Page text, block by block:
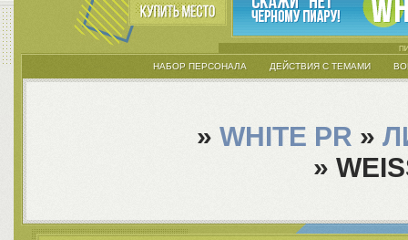
НАБОР ПЕРСОНАЛА ДЕЙСТВИЯ С ТЕМАМИ
» WHITE PR »
»